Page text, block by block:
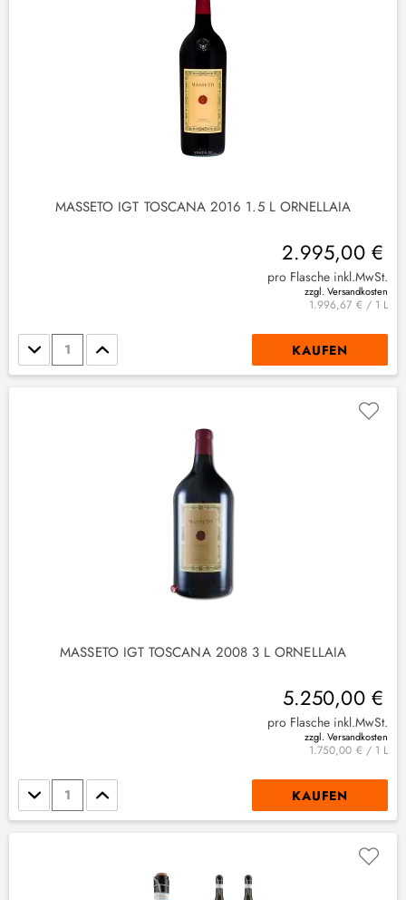
MASSETO IGT TOSCANA 2016 1.5 L ORNELLAIA
2.995,00 €
pro Flasche inkl.MwSt.
zzgl. Versandkosten
1.996,67 € / 1 L
Stückzahl KAUFEN
MASSETO IGT TOSCANA 2008 3 L ORNELLAIA
5.250,00 €
pro Flasche inkl.MwSt.
zzgl. Versandkosten
1.750,00 € / 1 L
Stückzahl KAUFEN